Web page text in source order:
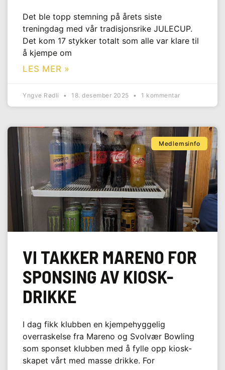
Det ble topp stemning på årets siste
treningdag med vår tradisjonsrike JULECUP.
Det kom 17 stykker totalt som alle var klare til
å kjempe om
LES MER »
Yngve Rødli 18. desember 2025 1 kommentar
Medlemsinfo
VI TAKKER MARENO FOR
SPONSING AV KIOSK-
DRIKKE
I dag fikk klubben en kjempehyggelig
overraskelse fra Mareno og Svolvær Bowling
som sponset klubben med å fylle opp kiosk-
skapet vårt med masse drikke. For